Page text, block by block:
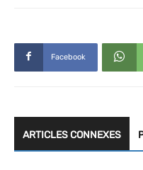
Facebook
ARTICLES CONNEXES